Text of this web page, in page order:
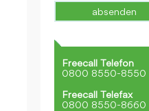
Freecall Telefon
0800 8550-8550
Freecall Telefax
0800 8550-8660